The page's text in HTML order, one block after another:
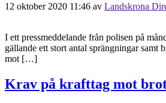
12 oktober 2020 11:46 av Landskrona
I ett pressmeddelande från polisen på
gällande ett stort antal sprängningar
mot […]
Krav på krafttag mot